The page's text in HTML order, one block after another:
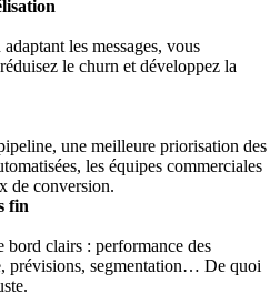
les messages, vous
le churn et développez la
une meilleure priorisation des
les équipes commerciales
de conversion.
fin
clairs : performance des
prévisions, segmentation… De quoi